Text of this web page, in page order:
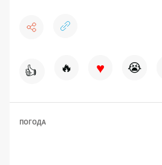
👍 🔥 ♥ 😭
ПОГОДА